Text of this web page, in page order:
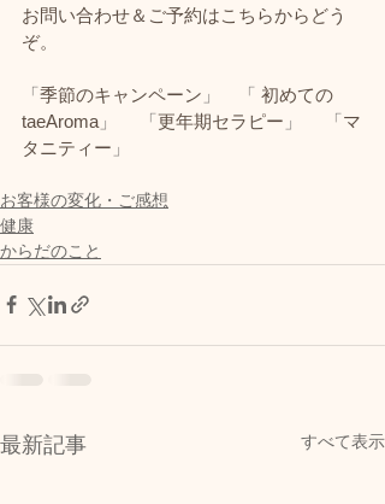
お問い合わせ＆ご予約はこちらからどう
ぞ。
「季節のキャンペーン 」　「 初めての
taeAroma 」 　「更年期セラピー 」 　「マ
タニティー 」
お客様の変化・ご感想
健康
からだのこと
最新記事 すべて表示